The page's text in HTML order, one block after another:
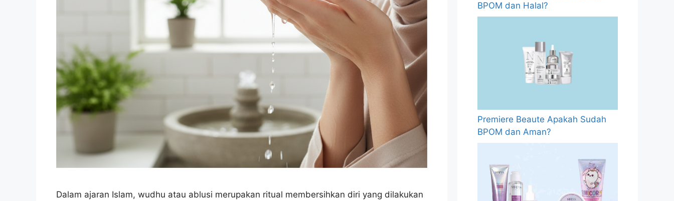
Dalam ajaran Islam, wudhu atau ablusi merupakan ritual membersihkan diri yang dilakukan
BPOM dan Halal?
Premiere Beaute Apakah Sudah
BPOM dan Aman?